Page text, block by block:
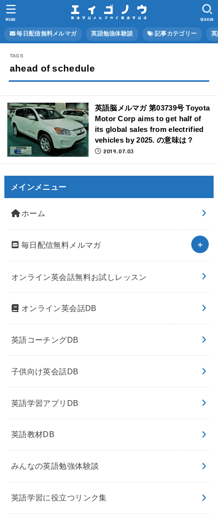
毎日配信無料メルマガ 英語勉強体験談 記事カテゴリー
SEARCH
MENU
ahead of schedule
英語脳メルマガ 第03739号 Toyota
Motor Corp aims to get half of
its global sales from electrified
vehicles by 2025. の意味は？
2019.07.03
メインメニュー
ホーム
毎日配信無料メルマガ
オンライン英会話無料お試しレッスン
オンライン英会話DB
英語コーチングDB
子供向け英会話DB
英語学習アプリDB
英語教材DB
みんなの英語勉強体験談
英語学習に役立つリンク集